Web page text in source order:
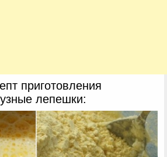
приготовления
лепешки: